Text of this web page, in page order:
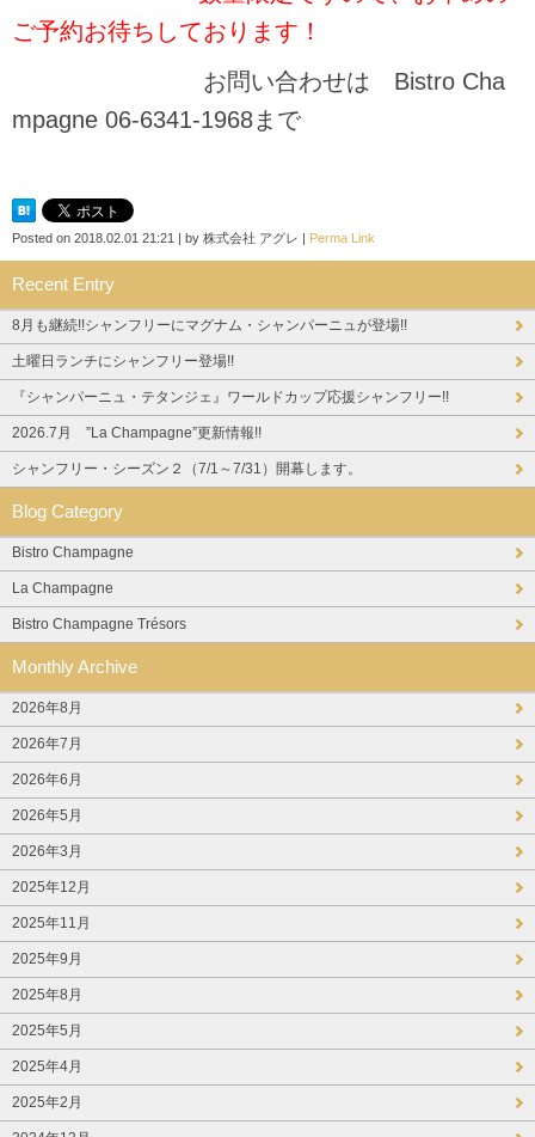
ご予約お待ちしております！
お問い合わせは Bistro Cha
mpagne 06-6341-1968まで
Posted on 2018.02.01 21:21 by 株式会社 アグレ Perma Link
Recent Entry
8月も継続!!シャンフリーにマグナム・シャンパーニュが登場!!
土曜日ランチにシャンフリー登場!!
『シャンパーニュ・テタンジェ』ワールドカップ応援シャンフリー!!
2026.7月 ”La Champagne”更新情報!!
シャンフリー・シーズン２（7/1～7/31）開幕します。
Blog Category
Bistro Champagne
La Champagne
Bistro Champagne Trésors
Monthly Archive
2026年8月
2026年7月
2026年6月
2026年5月
2026年3月
2025年12月
2025年11月
2025年9月
2025年8月
2025年5月
2025年4月
2025年2月